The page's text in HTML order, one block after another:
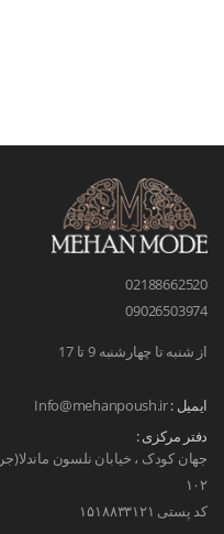
02188662520
09026503974
از شنبه تا چهارشنبه 9 تا 17
ایمیل :Info@mehanpoush.ir
دفتر مرکزی :
۱۰۲
کد پستی ۱۵۱۸۸۳۳۱۲۱